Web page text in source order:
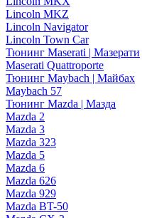
Lincoln MKZ
Lincoln Navigator
Lincoln Town Car
Тюнинг Maserati | Мазерати
Maserati Quattroporte
Тюнинг Maybach | Майбах
Maybach 57
Тюнинг Mazda | Мазда
Mazda 2
Mazda 3
Mazda 323
Mazda 5
Mazda 6
Mazda 626
Mazda 929
Mazda BT-50